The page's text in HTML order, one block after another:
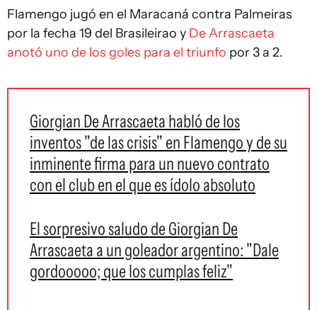
Flamengo jugó en el Maracaná contra Palmeiras
por la fecha 19 del Brasileirao y De Arrascaeta
anotó uno de los goles para el triunfo por 3 a 2.
Giorgian De Arrascaeta habló de los
inventos "de las crisis" en Flamengo y de su
inminente firma para un nuevo contrato
con el club en el que es ídolo absoluto
El sorpresivo saludo de Giorgian De
Arrascaeta a un goleador argentino: "Dale
gordooooo; que los cumplas feliz"